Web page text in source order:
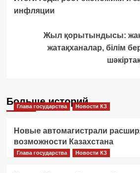
Navigation
инфляции
Жыл қорытындысы:
жатақханалар, білім
Больше историй
Глава государства Новости КЗ
Новые автомагистрали
возможности Казахстана
Глава государства Новости КЗ